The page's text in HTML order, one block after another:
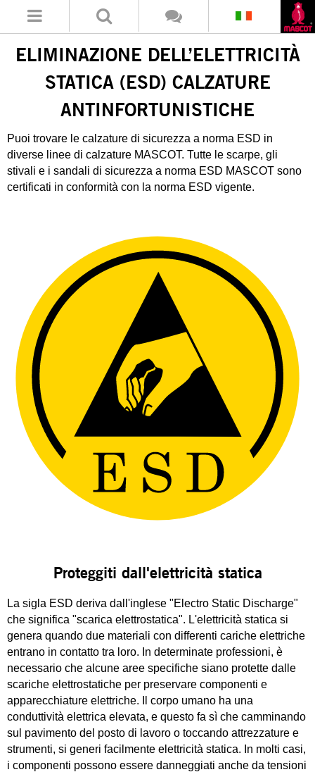
ELIMINAZIONE DELL’ELETTRICITÀ
STATICA (ESD) CALZATURE
ANTINFORTUNISTICHE
Puoi trovare le calzature di sicurezza a norma ESD in
diverse linee di calzature MASCOT. Tutte le scarpe, gli
stivali e i sandali di sicurezza a norma ESD MASCOT sono
certificati in conformità con la norma ESD vigente.
Proteggiti dall'elettricità statica
La sigla ESD deriva dall'inglese "Electro Static Discharge"
che significa "scarica elettrostatica". L'elettricità statica si
genera quando due materiali con differenti cariche elettriche
entrano in contatto tra loro. In determinate professioni, è
necessario che alcune aree specifiche siano protette dalle
scariche elettrostatiche per preservare componenti e
apparecchiature elettriche. Il corpo umano ha una
conduttività elettrica elevata, e questo fa sì che camminando
sul pavimento del posto di lavoro o toccando attrezzature e
strumenti, si generi facilmente elettricità statica. In molti casi,
i componenti possono essere danneggiati anche da tensioni